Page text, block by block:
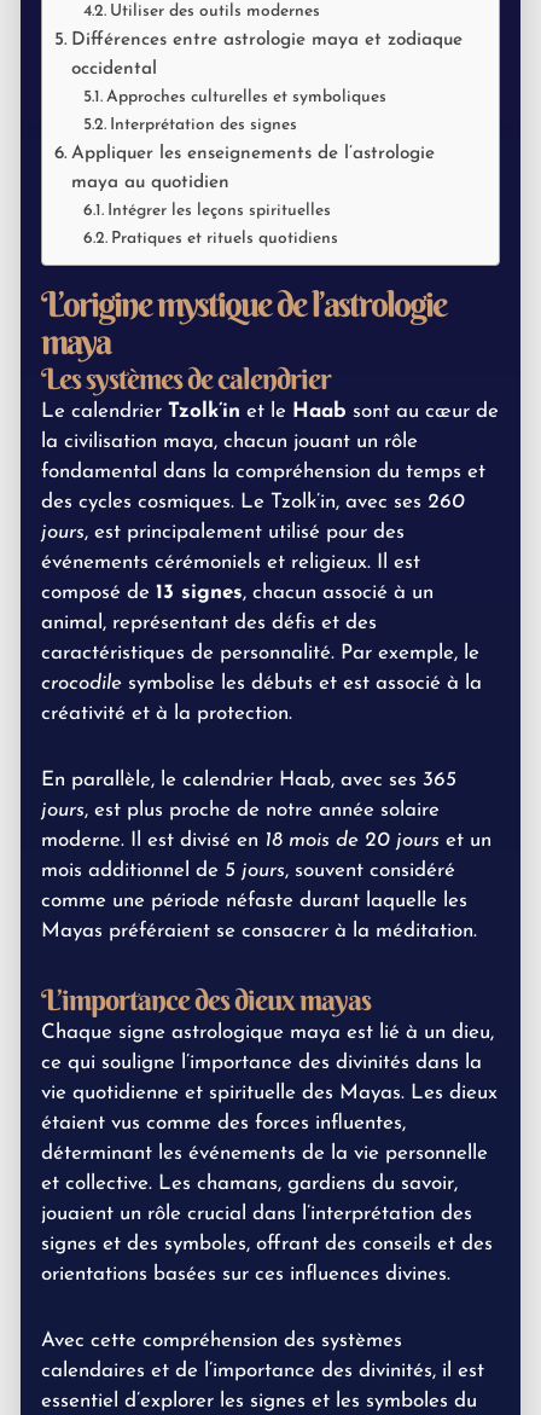
Utiliser des outils modernes
Différences entre astrologie maya et zodiaque
occidental
Approches culturelles et symboliques
Interprétation des signes
Appliquer les enseignements de l’astrologie
maya au quotidien
Intégrer les leçons spirituelles
Pratiques et rituels quotidiens
L’origine mystique de l’astrologie
maya
Les systèmes de calendrier
Le calendrier Tzolk’in et le Haab sont au cœur de
la civilisation maya, chacun jouant un rôle
fondamental dans la compréhension du temps et
des cycles cosmiques. Le Tzolk’in, avec ses 260
jours, est principalement utilisé pour des
événements cérémoniels et religieux. Il est
composé de 13 signes, chacun associé à un
animal, représentant des défis et des
caractéristiques de personnalité. Par exemple, le
crocodile symbolise les débuts et est associé à la
créativité et à la protection.
En parallèle, le calendrier Haab, avec ses 365
jours, est plus proche de notre année solaire
moderne. Il est divisé en 18 mois de 20 jours et un
mois additionnel de 5 jours, souvent considéré
comme une période néfaste durant laquelle les
Mayas préféraient se consacrer à la méditation.
L’importance des dieux mayas
Chaque signe astrologique maya est lié à un dieu,
ce qui souligne l’importance des divinités dans la
vie quotidienne et spirituelle des Mayas. Les dieux
étaient vus comme des forces influentes,
déterminant les événements de la vie personnelle
et collective. Les chamans, gardiens du savoir,
jouaient un rôle crucial dans l’interprétation des
signes et des symboles, offrant des conseils et des
orientations basées sur ces influences divines.
Avec cette compréhension des systèmes
calendaires et de l’importance des divinités, il est
essentiel d’explorer les signes et les symboles du